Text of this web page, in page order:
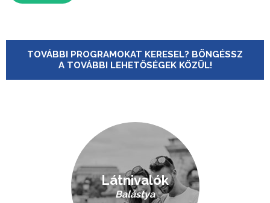
TOVÁBBI PROGRAMOKAT KERESEL? BÖNGÉSSZ
A TOVÁBBI LEHETŐSÉGEK KÖZÜL!
Látnivalók
Balástya